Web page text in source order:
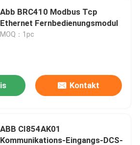
Abb BRC410 Modbus Tcp
Ethernet Fernbedienungsmodul
MOQ：1pc
Kontakt
ABB CI854AK01
Kommunikations-Eingangs-DCS-